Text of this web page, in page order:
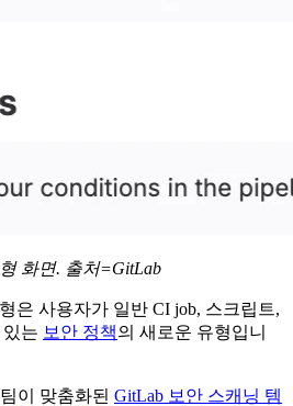
화면. 출처=GitLab
은 사용자가 일반 CI job, 스크립트,
는 보안 정책의 새로운 유형입니
이 맞춤화된 GitLab 보안 스캐닝 템